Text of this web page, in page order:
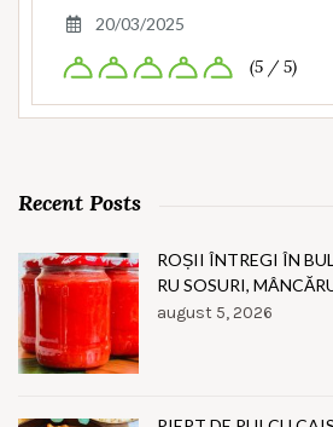
20/03/2025
(5 / 5)
Recent Posts
ROȘII ÎNTREGI ÎN
RU SOSURI,
august 5, 2026